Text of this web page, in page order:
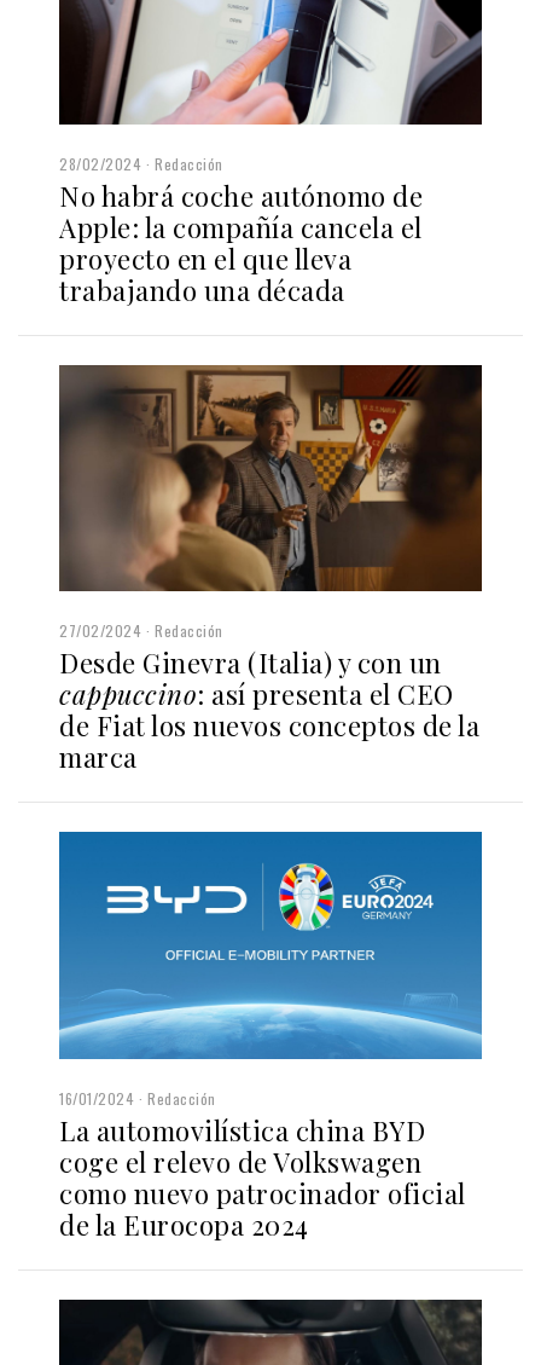
28/02/2024 Redacción
No habrá coche autónomo de
Apple: la compañía cancela el
proyecto en el que lleva
trabajando una década
27/02/2024 Redacción
Desde Ginevra (Italia) y con un
cappuccino: así presenta el CEO
de Fiat los nuevos conceptos de la
marca
16/01/2024 Redacción
La automovilística china BYD
coge el relevo de Volkswagen
como nuevo patrocinador oficial
de la Eurocopa 2024